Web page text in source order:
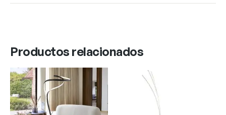
Productos relacionados